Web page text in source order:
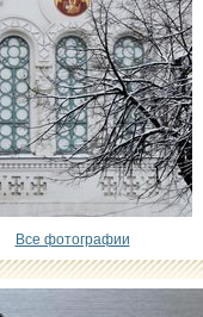
Все фотографии